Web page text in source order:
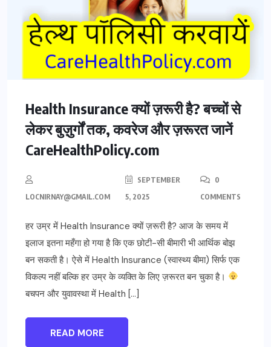
Health Insurance क्यों ज़रूरी है? बच्चों से
लेकर बुज़ुर्गों तक, कवरेज और ज़रूरत जानें
CareHealthPolicy.com
LOCNIRNAY@GMAIL.COM
SEPTEMBER
5, 2025
0
COMMENTS
हर उम्र में Health Insurance क्यों ज़रूरी है? आज के समय में
इलाज इतना महँगा हो गया है कि एक छोटी-सी बीमारी भी आर्थिक बोझ
बन सकती है। ऐसे में Health Insurance (स्वास्थ्य बीमा) सिर्फ एक
विकल्प नहीं बल्कि हर उम्र के व्यक्ति के लिए ज़रूरत बन चुका है।
बचपन और युवावस्था में Health […]
READ MORE